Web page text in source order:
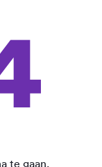
te gaan.